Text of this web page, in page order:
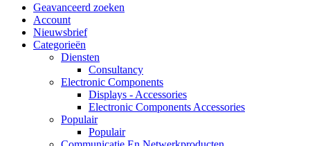
Geavanceerd zoeken
Account
Nieuwsbrief
Categorieën
Diensten
Consultancy
Electronic Components
Displays - Accessories
Electronic Components Accessories
Populair
Populair